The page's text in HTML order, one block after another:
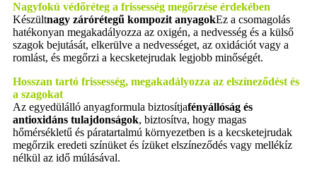
Nagyfokú védőréteg a frissesség megőrzése érdekében
Készültnagy zárórétegű kompozit anyagokEz a csomagolás
hatékonyan megakadályozza az oxigén, a nedvesség és a külső
szagok bejutását, elkerülve a nedvességet, az oxidációt vagy a
romlást, és megőrzi a kecsketejrudak legjobb minőségét.
Hosszan tartó frissesség, megakadályozza az elszíneződést és
a szagokat
Az egyedülálló anyagformula biztosítjafényállóság és
antioxidáns tulajdonságok, biztosítva, hogy magas
hőmérsékletű és páratartalmú környezetben is a kecsketejrudak
megőrzik eredeti színüket és ízüket elszíneződés vagy mellékíz
nélkül az idő múlásával.